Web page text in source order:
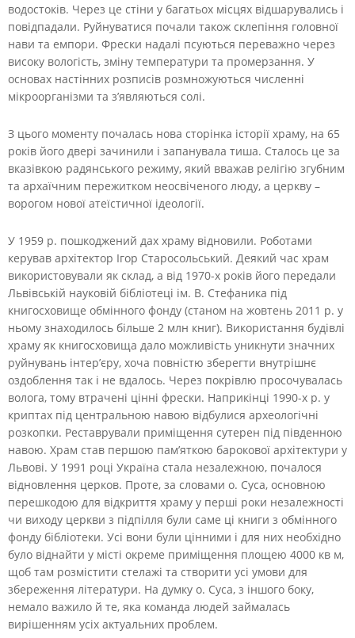
водостоків. Через це стіни у багатьох місцях відшарувались і
повідпадали. Руйнуватися почали також склепіння головної
нави та емпори. Фрески надалі псуються переважно через
високу вологість, зміну температури та промерзання. У
основах настінних розписів розмножуються численні
мікроорганізми та з’являються солі.
З цього моменту почалась нова сторінка історії храму, на 65
років його двері зачинили і запанувала тиша. Сталось це за
вказівкою радянського режиму, який вважав релігію згубним
та архаїчним пережитком неосвіченого люду, а церкву –
ворогом нової атеїстичної ідеології.
У 1959 р. пошкоджений дах храму відновили. Роботами
керував архітектор Ігор Старосольський. Деякий час храм
використовували як склад, а від 1970-х років його передали
Львівській науковій бібліотеці ім. В. Стефаника під
книгосховище обмінного фонду (станом на жовтень 2011 р. у
ньому знаходилось більше 2 млн книг). Використання будівлі
храму як книгосховища дало можливість уникнути значних
руйнувань інтер’єру, хоча повністю зберегти внутрішнє
оздоблення так і не вдалось. Через покрівлю просочувалась
волога, тому втрачені цінні фрески. Наприкінці 1990-х р. у
криптах під центральною навою відбулися археологічні
розкопки. Реставрували приміщення сутерен під південною
навою. Храм став першою пам’яткою барокової архітектури у
Львові. У 1991 році Україна стала незалежною, почалося
відновлення церков. Проте, за словами о. Суса, основною
перешкодою для відкриття храму у перші роки незалежності
чи виходу церкви з підпілля були саме ці книги з обмінного
фонду бібліотеки. Усі вони були цінними і для них необхідно
було віднайти у місті окреме приміщення площею 4000 кв м,
щоб там розмістити стелажі та створити усі умови для
збереження літератури. На думку о. Суса, з іншого боку,
немало важило й те, яка команда людей займалась
вирішенням усіх актуальних проблем.